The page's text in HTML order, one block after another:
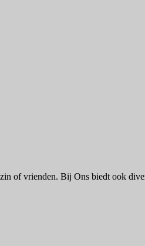
of vrienden. Bij Ons biedt ook